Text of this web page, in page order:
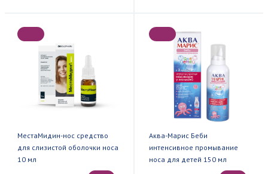
МестаМидин-нос средство
для слизистой оболочки носа
10 мл
Аква-Марис Беби
интенсивное промывание
носа для детей 150 мл